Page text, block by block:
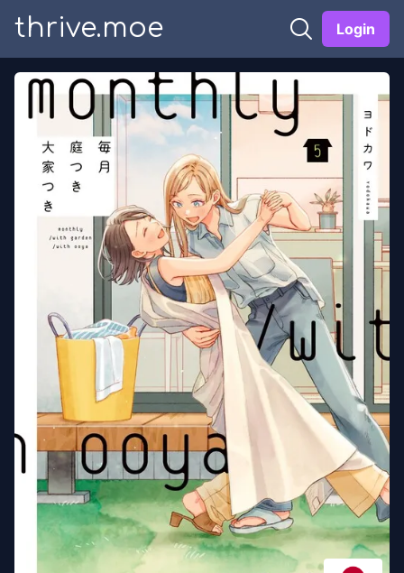
thrive.moe Login